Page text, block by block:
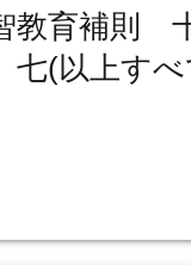
教育補則
(以上すべ